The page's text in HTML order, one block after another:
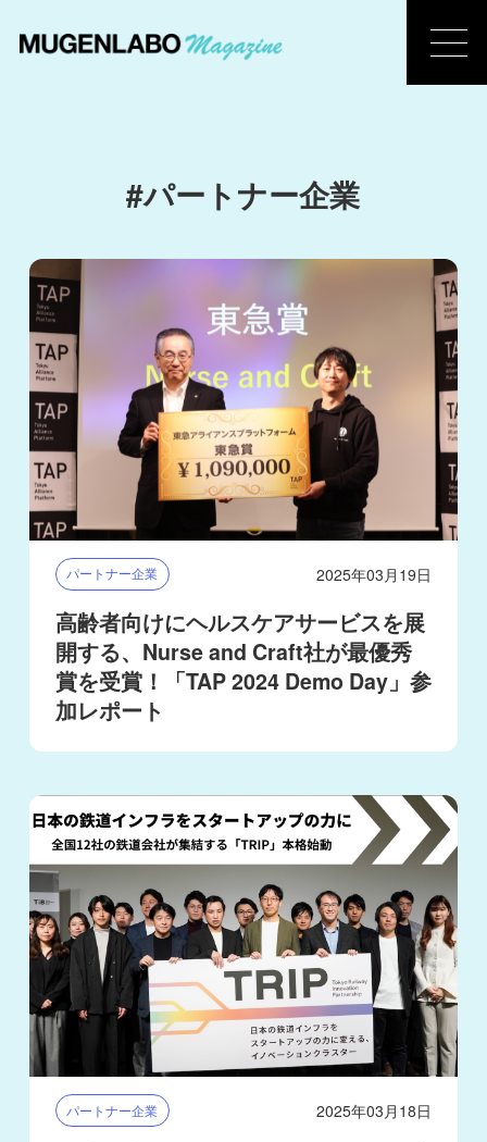
#パートナー企業
パートナー企業 2025年03月19日
高齢者向けにヘルスケアサービスを展
開する、Nurse and Craft社が最優秀
賞を受賞！「TAP 2024 Demo Day」参
加レポート
パートナー企業 2025年03月18日